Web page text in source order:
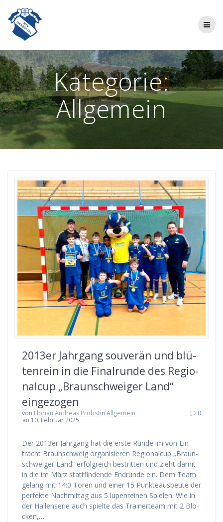
Kategorie:
Allgemein
2013er Jahr­gang sou­ve­rän und blü­
ten­rein in die Final­run­de des Regio­
nal­cup „Braun­schwei­ger Land“
eingezogen
von Florian Andreas ProbstinAllgemein
an 10. Februar 2025
0
Der 2013er Jahr­gang hat die ers­te Run­de im von Ein­
tracht Braun­schweig orga­ni­sie­ren Regio­nal­cup „Braun­
schwei­ger Land“ erfolg­reich bestrit­ten und zieht damit
in die im März statt­fin­den­de End­run­de ein. Dem Team
gelang mit 14:0 Toren und einer 15 Punk­te­aus­beu­te der
per­fek­te Nach­mit­tag aus 5 lupen­rei­nen Spie­len. Wie in
der Hal­len­se­rie auch spiel­te das Trai­ner­team mit 2 Blö­
cken,…